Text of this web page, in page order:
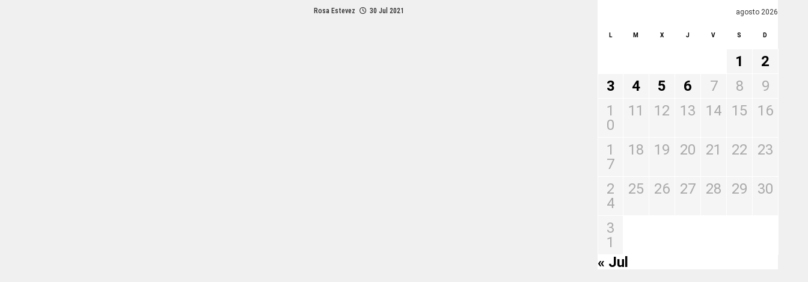
Rosa Estevez 30 Jul 2021 agosto 2026
L M X J V S D
1
2
3
4 5 6 7 8
9
1
0
11 12 13 14 15 16
1
7
18 19 20 21 22 23
2
4
25 26 27 28 29 30
3
1
« Jul